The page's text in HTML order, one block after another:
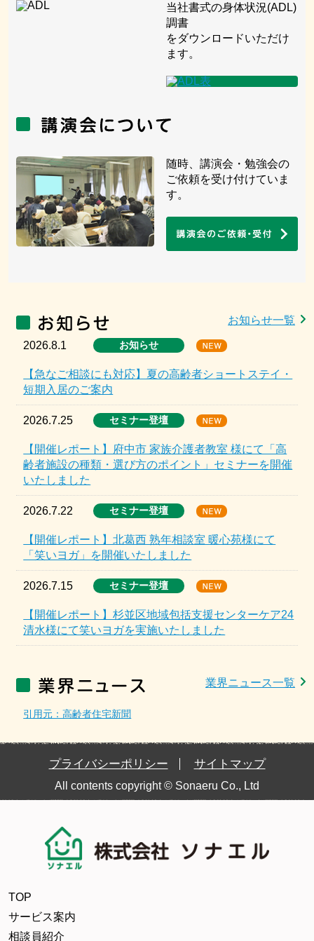
当社書式の身体状況(ADL)
調書
をダウンロードいただけ
ます。
随時、講演会・勉強会の
ご依頼を受け付けていま
す。
お知らせ一覧
2026.8.1 お知らせ
【急なご相談にも対応】夏の高齢者ショートステイ・
短期入居のご案内
2026.7.25 セミナー登壇
【開催レポート】府中市 家族介護者教室 様にて「高
齢者施設の種類・選び方のポイント」セミナーを開催
いたしました
2026.7.22 セミナー登壇
【開催レポート】北葛西 熟年相談室 暖心苑様にて
「笑いヨガ」を開催いたしました
2026.7.15 セミナー登壇
【開催レポート】杉並区地域包括支援センターケア24
清水様にて笑いヨガを実施いたしました
業界ニュース一覧
引用元：高齢者住宅新聞
プライバシーポリシー サイトマップ
All contents copyright © Sonaeru Co., Ltd
TOP
サービス案内
相談員紹介